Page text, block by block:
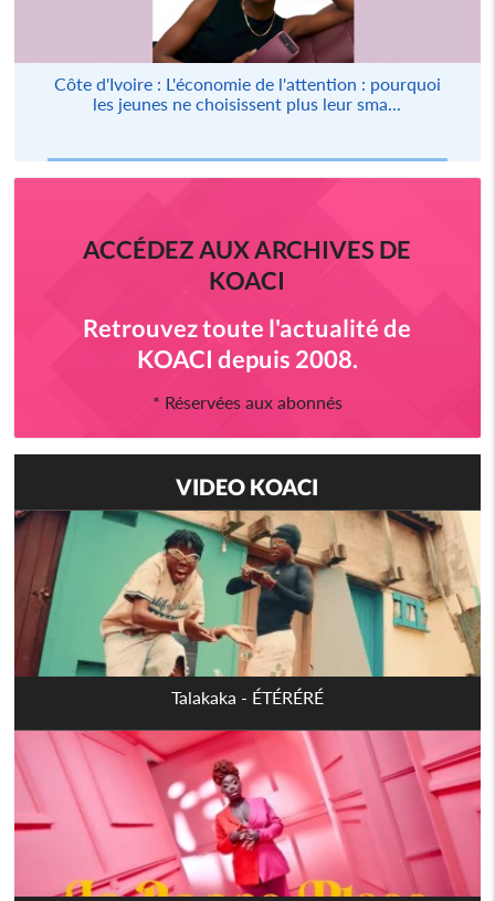
Côte d'Ivoire : L'économie de l'attention : pourquoi
les jeunes ne choisissent plus leur sma...
ACCÉDEZ AUX ARCHIVES DE
KOACI
Retrouvez toute l'actualité de
KOACI depuis 2008.
* Réservées aux abonnés
VIDEO KOACI
Talakaka - ÉTÉRÉRÉ